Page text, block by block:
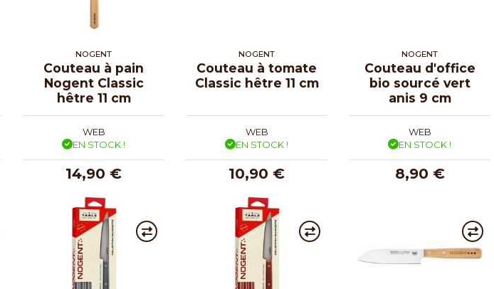
NOGENT
Couteau à pain
Nogent Classic
hêtre 11 cm
WEB
EN STOCK !
14,90 €
NOGENT
Couteau à tomate
Classic hêtre 11 cm
WEB
EN STOCK !
10,90 €
NOGENT
Couteau d'office
bio sourcé vert
anis 9 cm
WEB
EN STOCK !
8,90 €